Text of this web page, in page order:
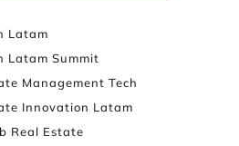
Latam
Latam Summit
Management Tech
Innovation Latam
Real Estate